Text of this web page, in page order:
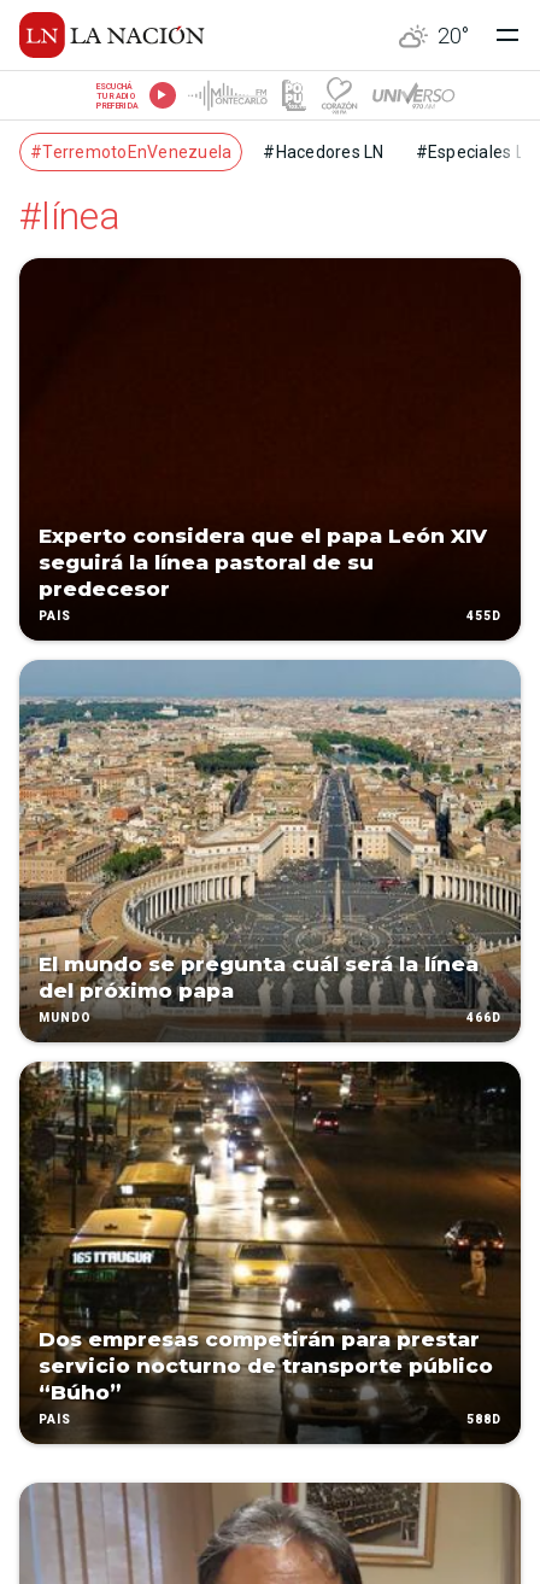
20°
ESCUCHÁ
TU RADIO
PREFERIDA
#TerremotoEnVenezuela #Hacedores LN #Especiales LN
#línea
Experto considera que el papa León XIV
seguirá la línea pastoral de su
predecesor
PAÍS 455D
El mundo se pregunta cuál será la línea
del próximo papa
MUNDO 466D
Dos empresas competirán para prestar
servicio nocturno de transporte público
“Búho”
PAÍS 588D